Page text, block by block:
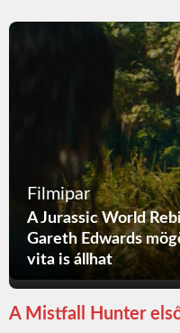
Filmipar
A Jurassic World
Gareth Edwards
vita is állhat
A Mistfall Hunter